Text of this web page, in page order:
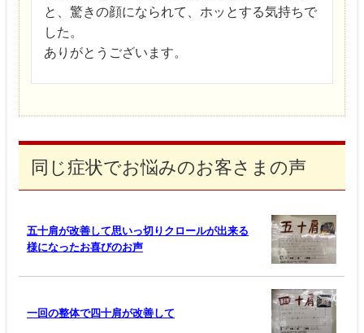
と、驚きの顔になられて、ホッとする気持ちで
した。
ありがとうございます。
同じ症状でお悩みのお客さまの声
五十肩が改善して思いっ切りクロールが出来る
様になったお喜びのお声
一回の整体で四十肩が改善して